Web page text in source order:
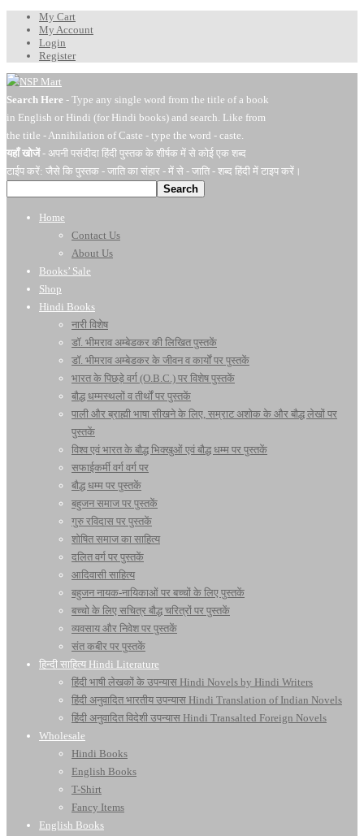
My Cart
My Account
Login
Register
Search Here - Type any single word from the title of a book
in English or Hindi (for Hindi books) and search. Like from
the title - Annihilation of Caste - type the word - caste.
यहाँ खोजें- अपनी पसंदीदा हिंदी पुस्तक के शीर्षक में से कोई एक शब्द
टाईप करें: जैसे कि पुस्तक - जाति का संहार - में से - जाति - शब्द हिंदी में टाइप करें।
Search
Home
Contact Us
About Us
Books’ Sale
Shop
Hindi Books
नारी विशेष
डॉ. भीमराव अम्बेडकर की लिखित पुस्तकें
डॉ. भीमराव अम्बेडकर के जीवन व कार्यों पर पुस्तकें
भारत के पिछड़े वर्ग (O.B.C.) पर विशेष पुस्तकें
बौद्ध धम्मस्थलों व तीर्थों पर पुस्तकें
पाली और ब्राह्मी भाषा सीखने के लिए, सम्राट अशोक के और बौद्ध लेखों पर
पुस्तकें
विश्व एवं भारत के बौद्ध भिक्खुओं एवं बौद्ध धम्म पर पुस्तकें
सफाईकर्मी वर्ग वर्ग पर
बौद्ध धम्म पर पुस्तकें
बहुजन समाज पर पुस्तकें
गुरु रविदास पर पुस्तकें
शोषित समाज का साहित्य
दलित वर्ग पर पुस्तकें
आदिवासी साहित्य
बहुजन नायक-नायिकाओं पर बच्चों के लिए पुस्तकें
बच्चो के लिए सचित्र बौद्ध चरित्रों पर पुस्तकें
व्यवसाय और निवेश पर पुस्तकें
संत कबीर पर पुस्तकें
हिन्दी साहित्य Hindi Literature
हिंदी भाषी लेखकों के उपन्यास Hindi Novels by Hindi Writers
हिंदी अनुवादित भारतीय उपन्यास Hindi Translation of Indian Novels
हिंदी अनुवादित विदेशी उपन्यास Hindi Transalted Foreign Novels
Wholesale
Hindi Books
English Books
T-Shirt
Fancy Items
English Books